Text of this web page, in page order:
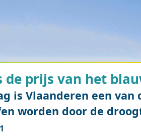
de prijs van het
is Vlaanderen een
worden door de